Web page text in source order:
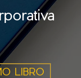
LIBRO